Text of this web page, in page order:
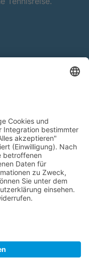
07:00 – 22:00 Uhr